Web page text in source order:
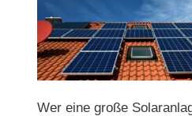
Wer eine große